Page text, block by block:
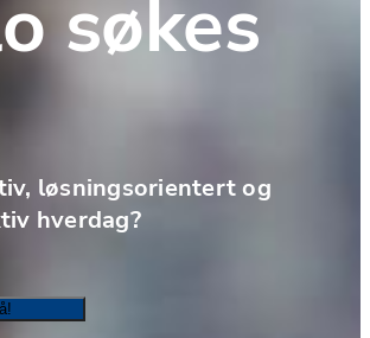
søkes
løsningsorientert og
hverdag?